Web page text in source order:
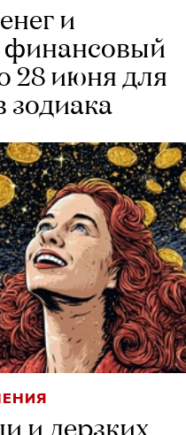
и
финансовый
28 июня для
зодиака